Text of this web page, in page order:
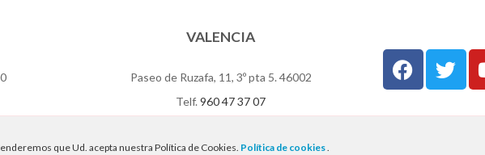
VALENCIA
Paseo de Ruzafa, 11, 3º pta 5. 46002
Telf.960 47 37 07
I Política de Privacidad Aviso Legal
que Ud. acepta nuestra Política de Cookies. Política de cookies.